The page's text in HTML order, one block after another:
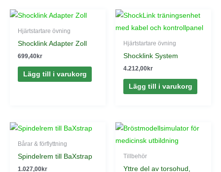
Hjärtstartare övning
Shocklink Adapter Zoll
699,40kr
Lägg till i varukorg
Hjärtstartare övning
Shocklink System
4.212,00kr
Lägg till i varukorg
Bårar & förflyttning
Spindelrem till BaXstrap
1.027,00kr
Tillbehör
Yttre del av torsohud,